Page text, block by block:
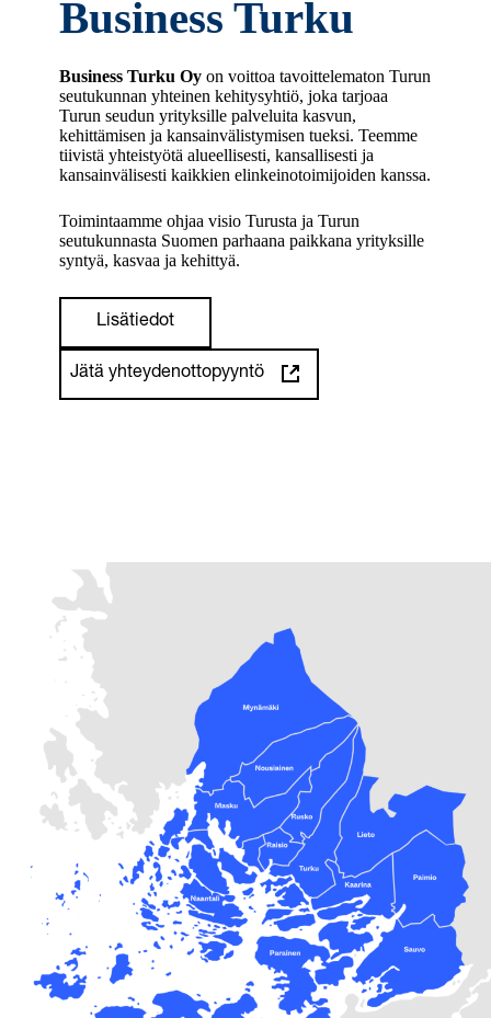
Business Turku
Business Turku Oy on voittoa tavoittelematon Turun
seutukunnan yhteinen kehitysyhtiö, joka tarjoaa
Turun seudun yrityksille palveluita kasvun,
kehittämisen ja kansainvälistymisen tueksi. Teemme
tiivistä yhteistyötä alueellisesti, kansallisesti ja
kansainvälisesti kaikkien elinkeinotoimijoiden kanssa.
Toimintaamme ohjaa visio Turusta ja Turun
seutukunnasta Suomen parhaana paikkana yrityksille
syntyä, kasvaa ja kehittyä.
Lisätiedot
Jätä yhteydenottopyyntö